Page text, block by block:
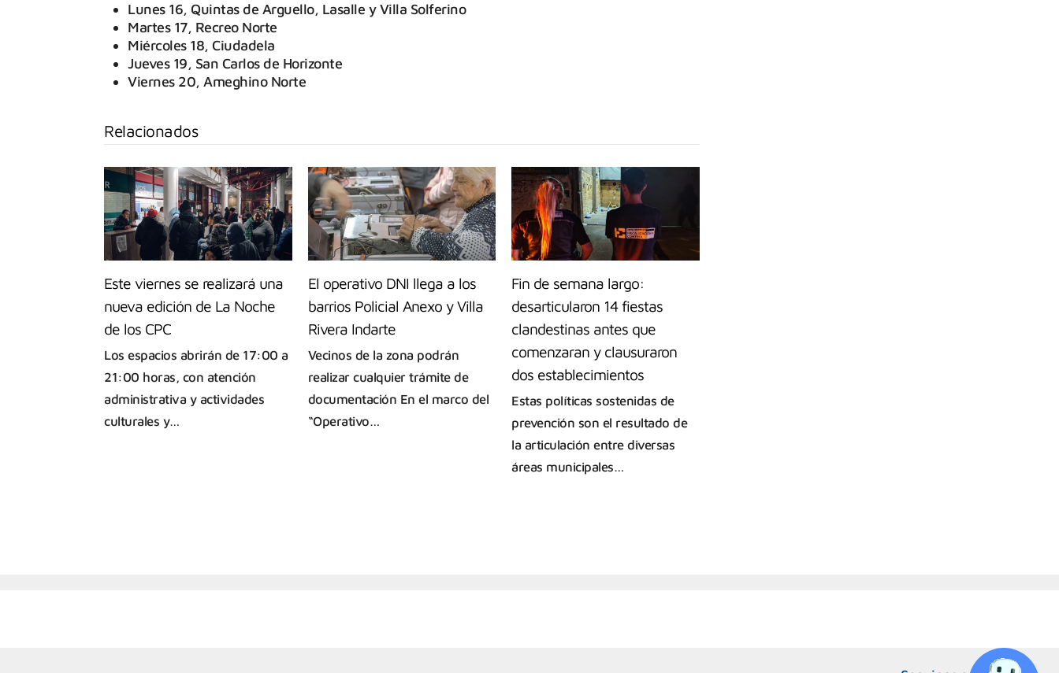
Lunes 16, Quintas de Arguello, Lasalle y Villa Solferino
Martes 17, Recreo Norte
Miércoles 18, Ciudadela
Jueves 19, San Carlos de Horizonte
Viernes 20, Ameghino Norte
Relacionados
Este viernes se realizará una
nueva edición de La Noche
de los CPC
Los espacios abrirán de 17:00 a
21:00 horas, con atención
administrativa y actividades
culturales y…
El operativo DNI llega a los
barrios Policial Anexo y Villa
Rivera Indarte
Vecinos de la zona podrán
realizar cualquier trámite de
documentación En el marco del
“Operativo…
Fin de semana largo:
desarticularon 14 fiestas
clandestinas antes que
comenzaran y clausuraron
dos establecimientos
Estas políticas sostenidas de
prevención son el resultado de
la articulación entre diversas
áreas municipales…